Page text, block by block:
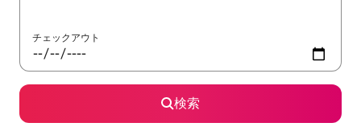
チェックアウト
検索